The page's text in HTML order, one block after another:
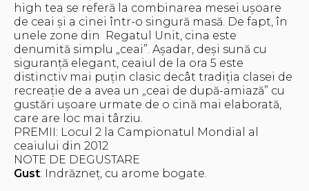
high tea se referă la combinarea mesei ușoare
de ceai și a cinei într-o singură masă. De fapt, în
unele zone din Regatul Unit, cina este
denumită simplu „ceai”. Așadar, deși sună cu
siguranță elegant, ceaiul de la ora 5 este
distinctiv mai puțin clasic decât tradiția clasei de
recreație de a avea un „ceai de după-amiază” cu
gustări ușoare urmate de o cină mai elaborată,
care are loc mai târziu.
PREMII: Locul 2 la Campionatul Mondial al
ceaiului din 2012
NOTE DE DEGUSTARE
Gust: Indrăzneț, cu arome bogate.